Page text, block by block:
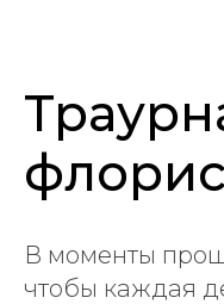
В моменты
чтобы каждая